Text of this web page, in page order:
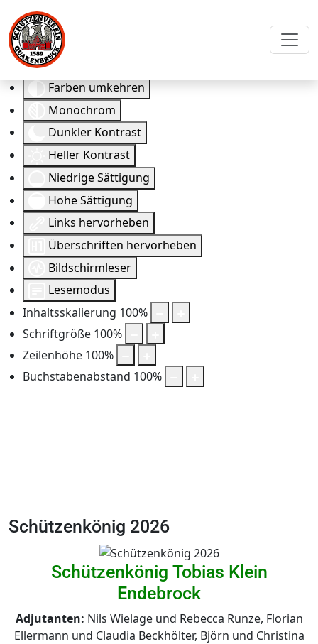
Eingabehilfen öffnen
Farben umkehren
Monochrom
Dunkler Kontrast
Heller Kontrast
Niedrige Sättigung
Hohe Sättigung
Links hervorheben
Überschriften hervorheben
Bildschirmleser
Lesemodus
Inhaltsskalierung 100%
Schriftgröße 100%
Zeilenhöhe 100%
Buchstabenabstand 100%
Schützenkönig 2026
Schützenkönig Tobias Klein
Endebrock
Adjutanten: Nils Wielage und Rebecca Runze, Florian
Ellermann und Claudia Beckhölter, Björn und Christina